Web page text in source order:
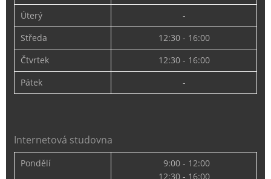
Úterý
-
Středa
12:30 - 16:00
Čtvrtek
12:30 - 16:00
Pátek
-
Internetová studovna
Pondělí
9:00 - 12:00
12:30 - 16:00